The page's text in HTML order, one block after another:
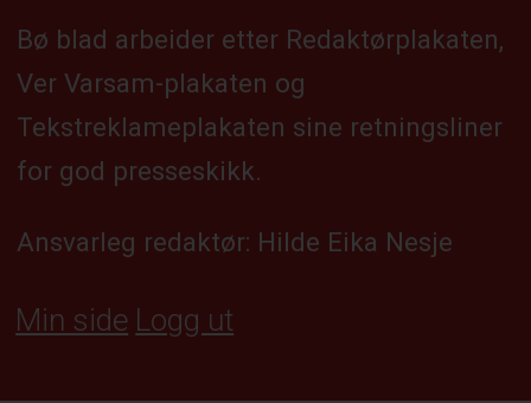
Bø blad arbeider etter Redaktørplakaten,
Ver Varsam-plakaten og
Tekstreklameplakaten sine retningsliner
for god presseskikk.
Ansvarleg redaktør: Hilde Eika Nesje
Min side Logg ut